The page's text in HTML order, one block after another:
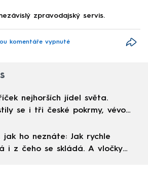
zpravodajský servis.
komentáře vypnuté
nejhorších jídel světa.
se i tři české pokrmy, vévodí
jak ho neznáte: Jak rychle
i z čeho se skládá. A vločky